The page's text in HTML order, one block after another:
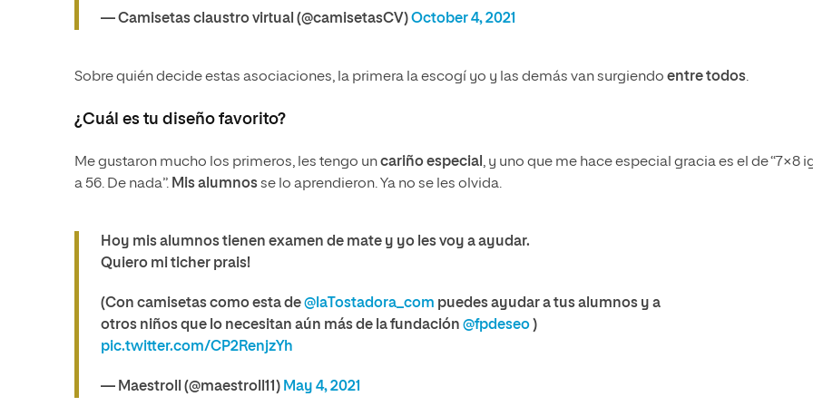
— Camisetas claustro virtual (@camisetasCV)October 4, 2021
Sobre quién decide estas asociaciones, la primera la escogí yo y las demás van surgiendo entre todos.
¿Cuál es tu diseño favorito?
Me gustaron mucho los primeros, les tengo uncariño especial, y uno que me hace especial gracia es el de “7×8
a 56. De nada”. Mis alumnosse lo aprendieron. Ya no se les olvida.
Hoy mis alumnos tienen examen de mate y yo les voy a ayudar.
Quiero mi ticher prais!
(Con camisetas como esta de@laTostadora_com puedes ayudar a tus alumnos y a
otros niños que lo necesitan aún más de la fundación @fpdeseo )
pic.twitter.com/CP2RenjzYh
— Maestroll (@maestroll11) May 4, 2021